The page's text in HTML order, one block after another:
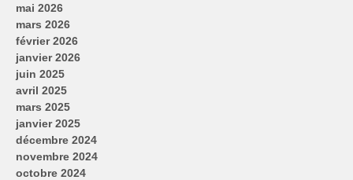
mai 2026
mars 2026
février 2026
janvier 2026
juin 2025
avril 2025
mars 2025
janvier 2025
décembre 2024
novembre 2024
octobre 2024